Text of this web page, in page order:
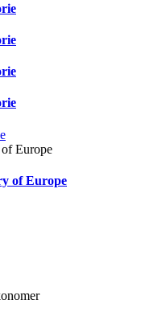
Europe
of Europe